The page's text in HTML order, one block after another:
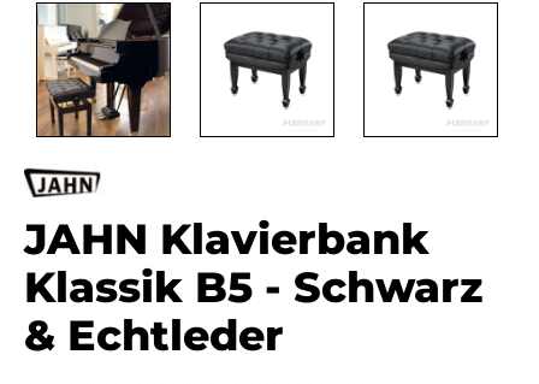
JAHN Klavierbank
Klassik B5 - Schwarz
& Echtleder